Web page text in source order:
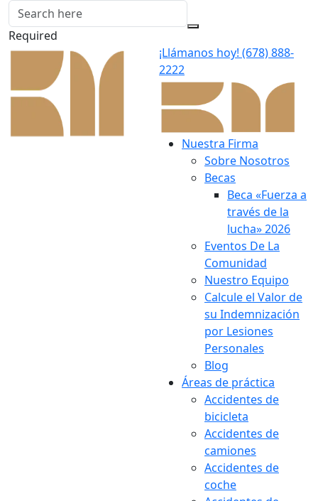
Required
¡Llámanos hoy! (678) 888-
2222
Nuestra Firma
Sobre Nosotros
Becas
Beca «Fuerza a
través de la
lucha» 2026
Eventos De La
Comunidad
Nuestro Equipo
Calcule el Valor de
su Indemnización
por Lesiones
Personales
Blog
Áreas de práctica
Accidentes de
bicicleta
Accidentes de
camiones
Accidentes de
coche